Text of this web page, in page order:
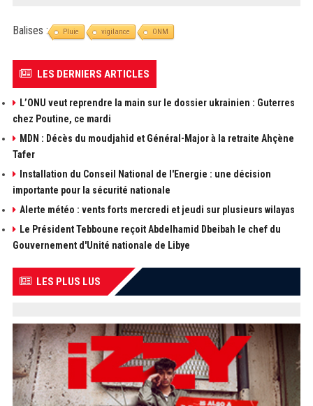
Balises : Pluie vigilance ONM
LES DERNIERS ARTICLES
L’ONU veut reprendre la main sur le dossier ukrainien : Guterres
chez Poutine, ce mardi
MDN : Décès du moudjahid et Général-Major à la retraite Ahçène
Tafer
Installation du Conseil National de l'Energie : une décision
importante pour la sécurité nationale
Alerte météo : vents forts mercredi et jeudi sur plusieurs wilayas
Le Président Tebboune reçoit Abdelhamid Dbeibah le chef du
Gouvernement d'Unité nationale de Libye
LES PLUS LUS